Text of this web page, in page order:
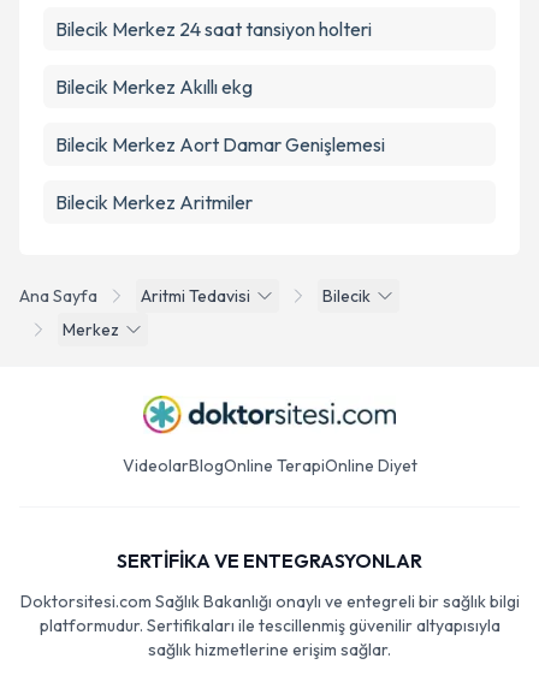
Ana Sayfa Aritmi Tedavisi
Bilecik
Merkez
Bilecik Merkez 24 saat tansiyon holteri
Bilecik Merkez Akıllı ekg
Bilecik Merkez Aort Damar Genişlemesi
Bilecik Merkez Aritmiler
VideolarBlogOnline TerapiOnline Diyet
SERTİFİKA VE ENTEGRASYONLAR
Doktorsitesi.com Sağlık Bakanlığı onaylı ve entegreli bir sağlık bilgi
platformudur. Sertifikaları ile tescillenmiş güvenilir altyapısıyla
sağlık hizmetlerine erişim sağlar.